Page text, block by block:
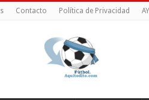
Contacto Política de Privacidad